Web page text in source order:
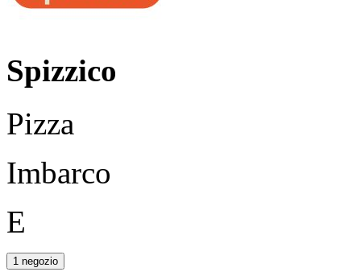
Spizzico
Pizza
Imbarco
E
1 negozio